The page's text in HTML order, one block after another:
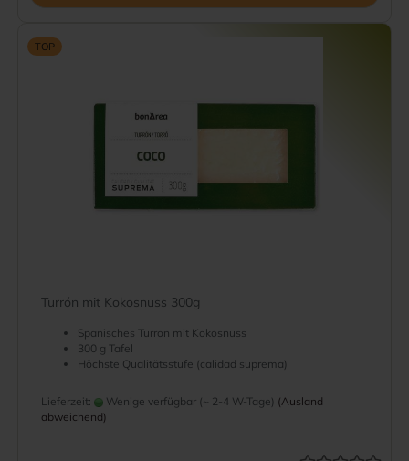
TOP
Turrón mit Kokosnuss 300g
Spanisches Turron mit Kokosnuss
300 g Tafel
Höchste Qualitätsstufe (calidad suprema)
Lieferzeit: Wenige verfügbar (~ 2-4 W-Tage) (Ausland
abweichend)